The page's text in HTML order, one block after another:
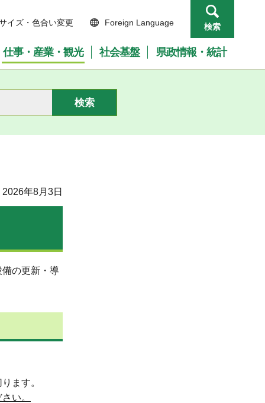
イズ・色合い変更 Foreign Language 検索
仕事・産業・観光 社会基盤 県政情報・統計
年8月3日
の更新・導
ます。
い。